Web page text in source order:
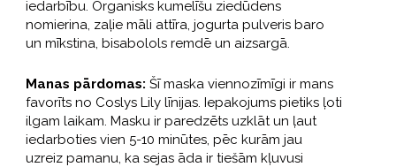
iedarbību. Organisks kumelīšu ziedūdens
nomierina, zaļie māli attīra, jogurta pulveris baro
un mīkstina, bisabolols remdē un aizsargā.
Manas pārdomas: Šī maska viennozīmīgi ir mans
favorīts no Coslys Lily līnijas. Iepakojums pietiks ļoti
ilgam laikam. Masku ir paredzēts uzklāt un ļaut
iedarboties vien 5-10 minūtes, pēc kurām jau
uzreiz pamanu, ka sejas āda ir tiešām kļuvusi